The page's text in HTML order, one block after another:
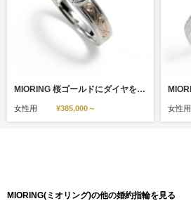
MIORING 桜ゴールドにダイヤを埋め込んだ毎日身につけられる婚約指輪 染唯-そめい-
女性用 ¥385,000～ 女性用
MIORING(ミオリング)の他の婚約指輪を見る